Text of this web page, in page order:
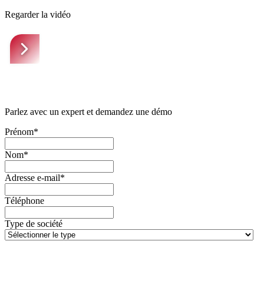
Regarder la vidéo
Parlez avec un expert et demandez une démo
Prénom*
Nom*
Adresse e-mail*
Téléphone
Type de société